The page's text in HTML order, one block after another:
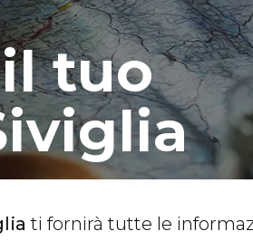
tuo
ti fornirà tutte le